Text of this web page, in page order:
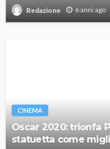
Redazione 6 anni ago
CINEMA
Oscar 2020: trionfa
statuetta come